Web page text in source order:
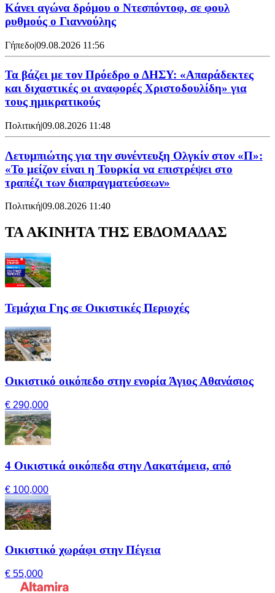
Kάνει αγώνα δρόμου ο Ντεσπόντοφ, σε φουλ
ρυθμούς ο Γιαννούλης
Γήπεδο|09.08.2026 11:56
Τα βάζει με τον Πρόεδρο ο ΔΗΣΥ: «Απαράδεκτες
και διχαστικές οι αναφορές Χριστοδουλίδη» για
τους ημικρατικούς
Πολιτική|09.08.2026 11:48
Λετυμπιώτης για την συνέντευξη Ολγκίν στον «Π»:
«Το μείζον είναι η Τουρκία να επιστρέψει στο
τραπέζι των διαπραγματεύσεων»
Πολιτική|09.08.2026 11:40
ΤΑ ΑΚΙΝΗΤΑ ΤΗΣ ΕΒΔΟΜΑΔΑΣ
Τεμάχια Γης σε Οικιστικές Περιοχές
Οικιστικό οικόπεδο στην ενορία Άγιος Αθανάσιος
€ 290,000
4 Οικιστικά οικόπεδα στην Λακατάμεια, από
€ 100,000
Οικιστικό χωράφι στην Πέγεια
€ 55,000